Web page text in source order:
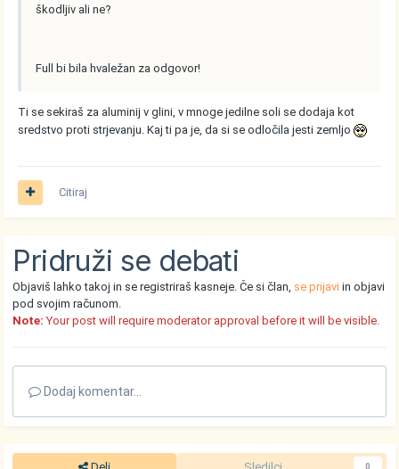
škodljiv ali ne?
Full bi bila hvaležan za odgovor!
Ti se sekiraš za aluminij v glini, v mnoge jedilne soli se dodaja kot
sredstvo proti strjevanju. Kaj ti pa je, da si se odločila jesti zemljo
Citiraj
Pridruži se debati
Objaviš lahko takoj in se registriraš kasneje. Če si član, se prijavi in objavi
pod svojim računom.
Note: Your post will require moderator approval before it will be visible.
Dodaj komentar...